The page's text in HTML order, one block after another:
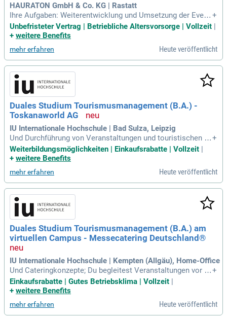
HAURATON GmbH & Co. KG | Rastatt
Ihre Aufgaben: Weiterentwicklung und Umsetzung der Event
-, Messe- und Kommunikationsstrategie; Eigenverantwortlic
he Konzeption, Durchführung und Begleitung von Messen, V
hmung als relevanter Partner
+
Unbefristeter Vertrag | Betriebliche Altersvorsorge | Vollzeit |
+ weitere Benefits
mehr erfahren Heute veröffentlicht
Duales Studium Tourismusmanagement (B.A.) -
Toskanaworld AG
IU Internationale Hochschule | Bad Sulza, Leipzig
Und Durchführung von Veranstaltungen und touristischen A
ngeboten mit; Du erhältst aktive Einblicke in das Tagesgesc
häft sowie in strategische Aufgaben eines touristischen Bet
+
Weiterbildungsmöglichkeiten | Einkaufsrabatte | Vollzeit |
+ weitere Benefits
mehr erfahren Heute veröffentlicht
Duales Studium Tourismusmanagement (B.A.) am
virtuellen Campus - Messecatering Deutschland®
IU Internationale Hochschule | Kempten (Allgäu), Home-Office
Und Cateringkonzepte; Du begleitest Veranstaltungen vor Or
t und sorgst dafür, dass sich unsere Kund:innen rundum woh
lfühlen; Du unterstützt unser Backoffice bei der Vor- und Na
Einblicke in das
+
Einkaufsrabatte | Gutes Betriebsklima | Vollzeit
+ weitere Benefits
mehr erfahren Heute veröffentlicht